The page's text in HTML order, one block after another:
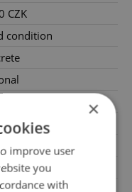
CZK
condition
2
×
improve user
you
with